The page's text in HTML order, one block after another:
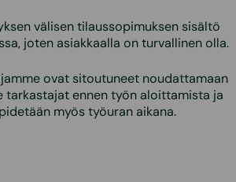
välisen tilaussopimuksen sisältö
joten asiakkaalla on turvallinen olla.
ovat sitoutuneet noudattamaan
tarkastajat ennen työn aloittamista ja
myös työuran aikana.